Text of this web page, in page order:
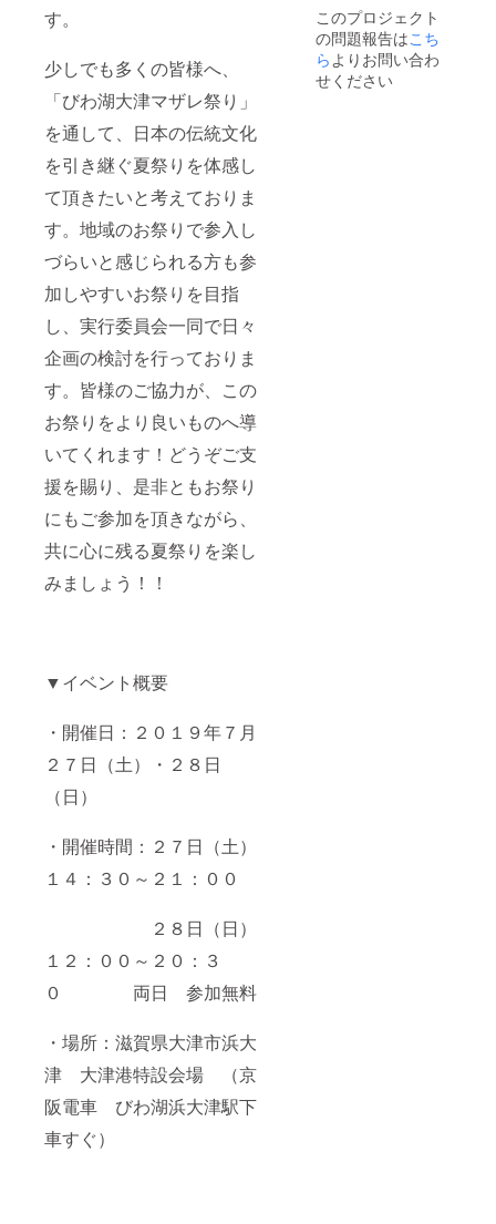
す。
少しでも多くの皆様へ、
「びわ湖大津マザレ祭り」
を通して、日本の伝統文化
を引き継ぐ夏祭りを体感し
て頂きたいと考えておりま
す。地域のお祭りで参入し
づらいと感じられる方も参
加しやすいお祭りを目指
し、実行委員会一同で日々
企画の検討を行っておりま
す。皆様のご協力が、この
お祭りをより良いものへ導
いてくれます！どうぞご支
援を賜り、是非ともお祭り
にもご参加を頂きながら、
共に心に残る夏祭りを楽し
みましょう！！
▼イベント概要
・開催日：２０１９年７月
２７日（土）・２８日
（日）
・開催時間：２７日（土）
１４：３０～２１：００
２８日（日）
１２：００～２０：３
０ 両日 参加無料
・場所：滋賀県大津市浜大
津 大津港特設会場 （京
阪電車 びわ湖浜大津駅下
車すぐ）
のみと
なりま
す。
このプロジェクト
の問題報告はこち
らよりお問い合わ
せください